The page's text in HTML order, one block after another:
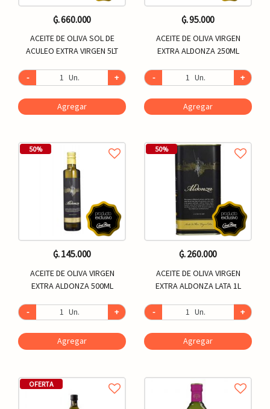
₲. 660.000
ACEITE DE OLIVA SOL DE
ACULEO EXTRA VIRGEN 5LT
- Un. +
Agregar
₲. 95.000
ACEITE DE OLIVA VIRGEN
EXTRA ALDONZA 250ML
- Un. +
Agregar
50%
₲. 145.000
ACEITE DE OLIVA VIRGEN
EXTRA ALDONZA 500ML
- Un. +
Agregar
50%
₲. 260.000
ACEITE DE OLIVA VIRGEN
EXTRA ALDONZA LATA 1L
- Un. +
Agregar
OFERTA